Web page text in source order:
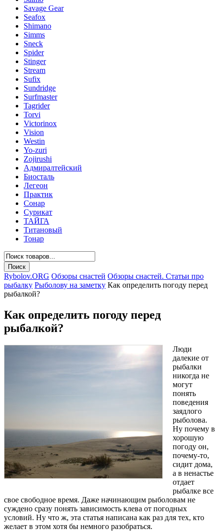
Savage Gear
Seafox
Shimano
Simms
Sneck
Spider
Stinger
Stream
Sufix
Sundridge
Surfmaster
Tagrider
Torvi
Victorinox
Vision
Westin
Yo-zuri
Zojirushi
Адмиралтейский
Биосталь
Легеон
Практик
Сонар
Сурикат
ТАЙГА
Титановый
Тонар
Rybolov.ORG Обзоры снастей Обзоры снастей. Статьи про
рыбалку Рыболову на заметку Как определить погоду перед
рыбалкой?
Как определить погоду перед
рыбалкой?
Люди
далекие от
рыбалки
никогда не
могут
понять
поведения
заядлого
рыболова.
Ну почему в
хорошую
погоду он,
почему-то,
сидит дома,
а в ненастье
отдает
рыбалке все
свое свободное время. Даже начинающим рыболовам не
суждено сразу понять зависимость клева от погодных
условий. Ну что ж, эта статья написана как раз для тех, кто
желает в этом хотя бы немного разобраться.